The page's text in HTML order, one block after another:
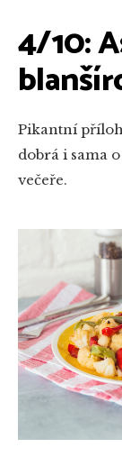
4/10:
Pikantní
dobrá i sama
večeře.